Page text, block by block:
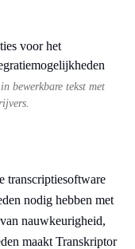
bewerkbare tekst met
transcriptiesoftware
nodig hebben met
nauwkeurigheid,
maakt Transkriptor